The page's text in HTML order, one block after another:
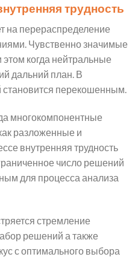
трудность
на перераспределение
Чувственно значимые
когда нейтральные
дальний план. В
становится перекошенным.
многокомпонентные
разложенные и
внутренняя трудность
число решений
для процесса анализа
стремление
решений а также
с оптимального выбора